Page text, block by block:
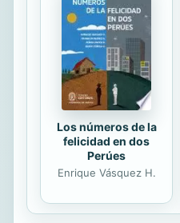
Los números de la
felicidad en dos
Perúes
Enrique Vásquez H.